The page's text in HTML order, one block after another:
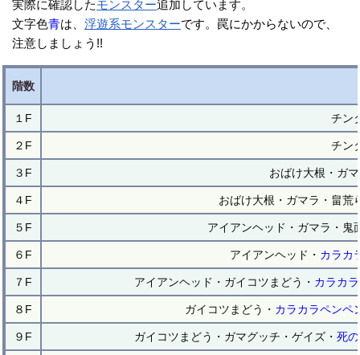
実際に確認したモンスター追加しています。
文字色青は、浮遊系モンスターです。罠にかからないので、
注意しましょう!!
階数
１F チン
２F チン
３F おばけ大根・ガ
４F おばけ大根・ガマラ・畠荒
５F アイアンヘッド・ガマラ・鬼
６F アイアンヘッド・ カラカ
７F アイアンヘッド・ガイコツまどう・ カラカ
８F ガイコツまどう・ カラカラペンペ
９F ガイコツまどう・ガマグッチ・ゲイズ・ 死